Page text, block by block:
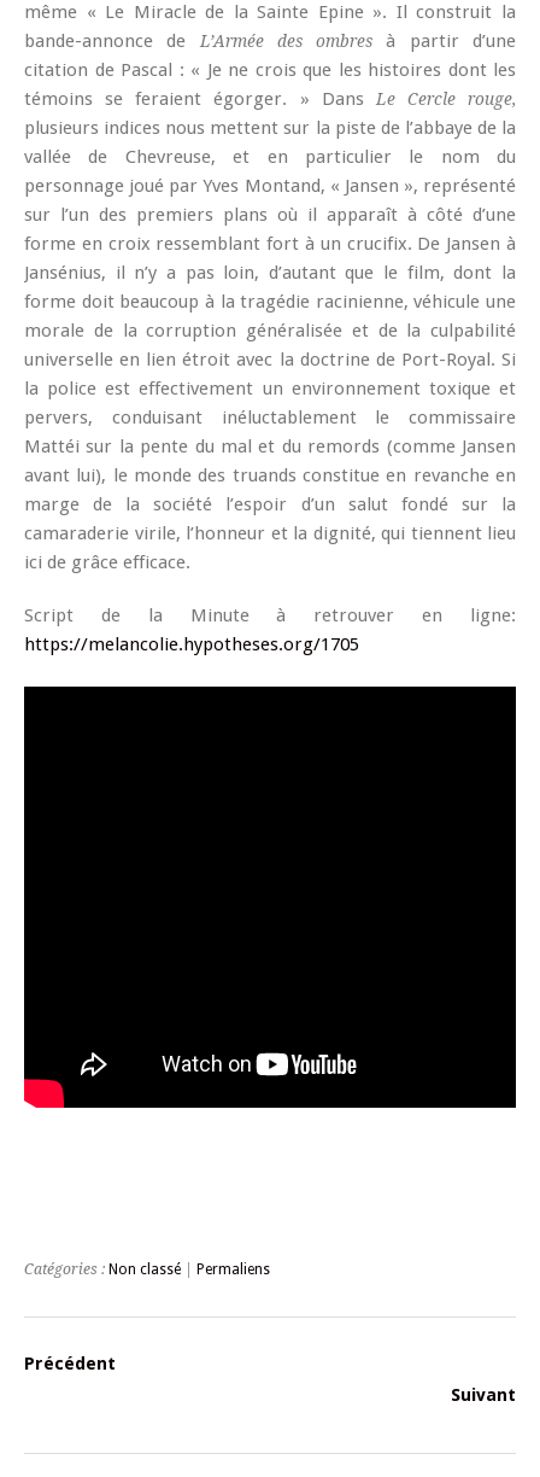
même « Le Miracle de la Sainte Epine ». Il construit la
bande-annonce de L’Armée des ombres à partir d’une
citation de Pascal : « Je ne crois que les histoires dont les
témoins se feraient égorger. » Dans Le Cercle rouge,
plusieurs indices nous mettent sur la piste de l’abbaye de la
vallée de Chevreuse, et en particulier le nom du
personnage joué par Yves Montand, « Jansen », représenté
sur l’un des premiers plans où il apparaît à côté d’une
forme en croix ressemblant fort à un crucifix. De Jansen à
Jansénius, il n’y a pas loin, d’autant que le film, dont la
forme doit beaucoup à la tragédie racinienne, véhicule une
morale de la corruption généralisée et de la culpabilité
universelle en lien étroit avec la doctrine de Port-Royal. Si
la police est effectivement un environnement toxique et
pervers, conduisant inéluctablement le commissaire
Mattéi sur la pente du mal et du remords (comme Jansen
avant lui), le monde des truands constitue en revanche en
marge de la société l’espoir d’un salut fondé sur la
camaraderie virile, l’honneur et la dignité, qui tiennent lieu
ici de grâce efficace.
Script de la Minute à retrouver en ligne:
https://melancolie.hypotheses.org/1705
Catégories : Non classé Permaliens
Précédent
Suivant